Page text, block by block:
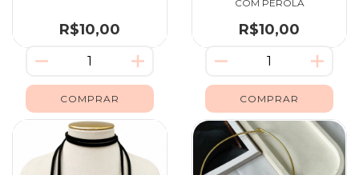
R$10,00
COM PÉROLA
R$10,00